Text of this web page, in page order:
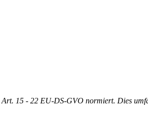
Art. 15 - 22 EU-DS-GVO normiert. Dies